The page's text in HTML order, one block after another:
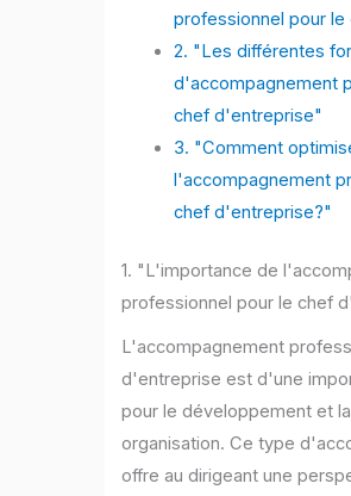
professionnel pour
2. "Les différentes
d'accompagnement
chef d'entreprise"
3. "Comment
l'accompagnement
chef d'entreprise?"
1. "L'importance de
professionnel pour le chef
L'accompagnement
d'entreprise est d'une
pour le développement et
organisation. Ce type
offre au dirigeant une